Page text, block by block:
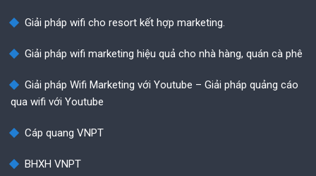
Giải pháp wifi cho resort kết hợp marketing.
Giải pháp wifi marketing hiệu quả cho nhà hàng, quán cà phê
Giải pháp Wifi Marketing với Youtube – Giải pháp quảng cáo
qua wifi với Youtube
Cáp quang VNPT
BHXH VNPT